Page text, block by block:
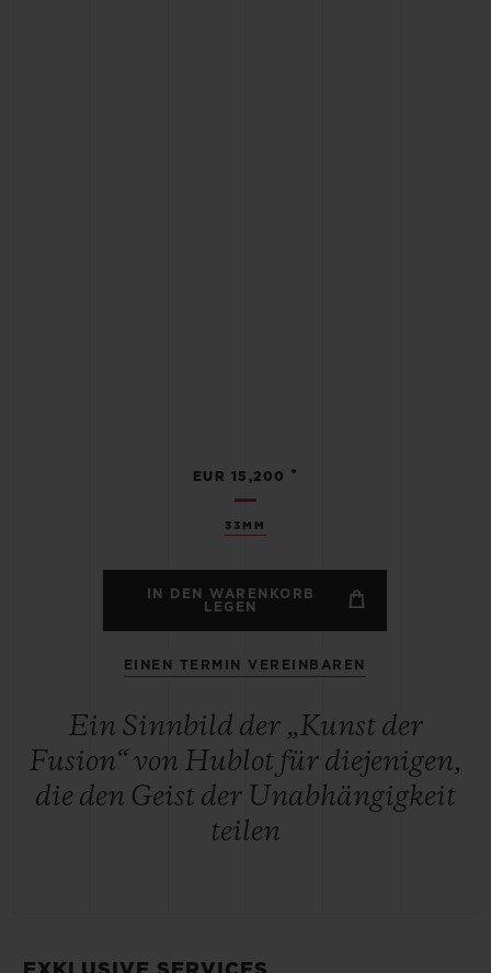
33MM
EUR 15,200 •
IN DEN WARENKORB
LEGEN
EINEN TERMIN VEREINBAREN
Ein Sinnbild der „Kunst der
Fusion“ von Hublot für diejenigen,
die den Geist der Unabhängigkeit
teilen